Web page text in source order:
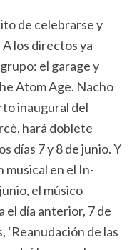
de celebrarse y
los directos ya
el garage y
Atom Age. Nacho
inaugural del
hará doblete
días 7 y 8 de junio. Y
musical en el In-
el músico
el día anterior, 7 de
‘Reanudación de las